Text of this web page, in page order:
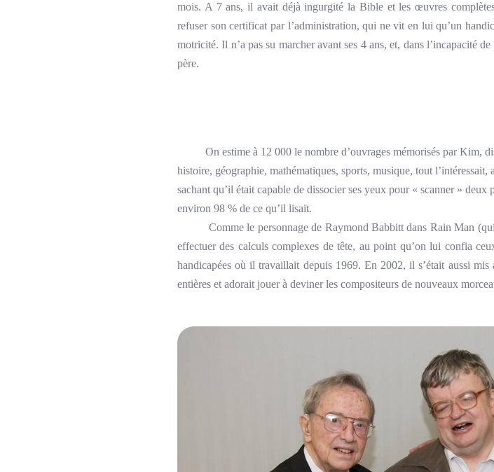
mois. A 7 ans, il avait déjà ingurgité la Bible et les œuvres
refuser son certificat par l’administration, qui ne vit en lui qu’un
motricité. Il n’a pas su marcher avant ses 4 ans, et, dans l’incapacité
père.
On estime à 12 000 le nombre d’ouvrages mémorisés par Kim,
histoire, géographie, mathématiques, sports, musique, tout
sachant qu’il était capable de dissocier ses yeux pour « scanner »
environ 98 % de ce qu’il lisait.
Comme le personnage de Raymond Babbitt dans Rain Man (qui
effectuer des calculs complexes de tête, au point qu’on lui confia
handicapées où il travaillait depuis 1969. En 2002, il s’était aussi
entières et adorait jouer à deviner les compositeurs de nouveaux